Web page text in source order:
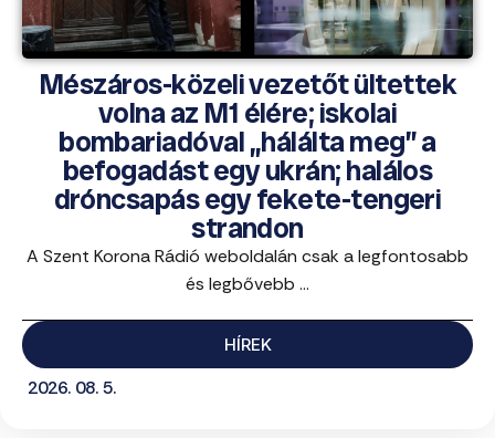
Mészáros-közeli vezetőt ültettek
volna az M1 élére; iskolai
bombariadóval „hálálta meg” a
befogadást egy ukrán; halálos
dróncsapás egy fekete-tengeri
strandon
A Szent Korona Rádió weboldalán csak a legfontosabb
és legbővebb ...
HÍREK
2026. 08. 5.